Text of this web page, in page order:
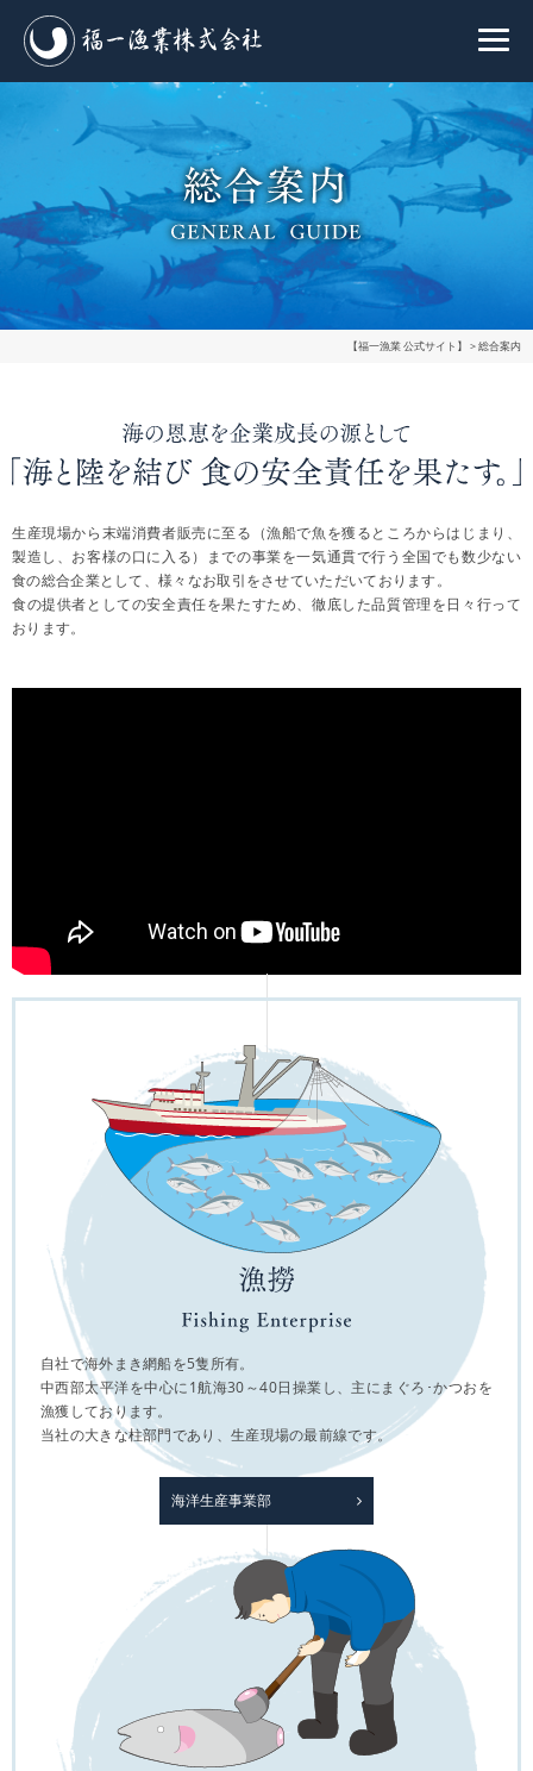
【福一漁業 公式サイト】 >総合案内
生産現場から末端消費者販売に至る（漁船で魚を獲るところからはじまり、
製造し、お客様の口に入る）までの事業を一気通貫で行う全国でも数少ない
食の総合企業として、様々なお取引をさせていただいております。
食の提供者としての安全責任を果たすため、徹底した品質管理を日々行って
おります。
自社で海外まき網船を5隻所有。
中西部太平洋を中心に1航海30～40日操業し、主にまぐろ･かつおを
漁獲しております。
当社の大きな柱部門であり、生産現場の最前線です。
海洋生産事業部